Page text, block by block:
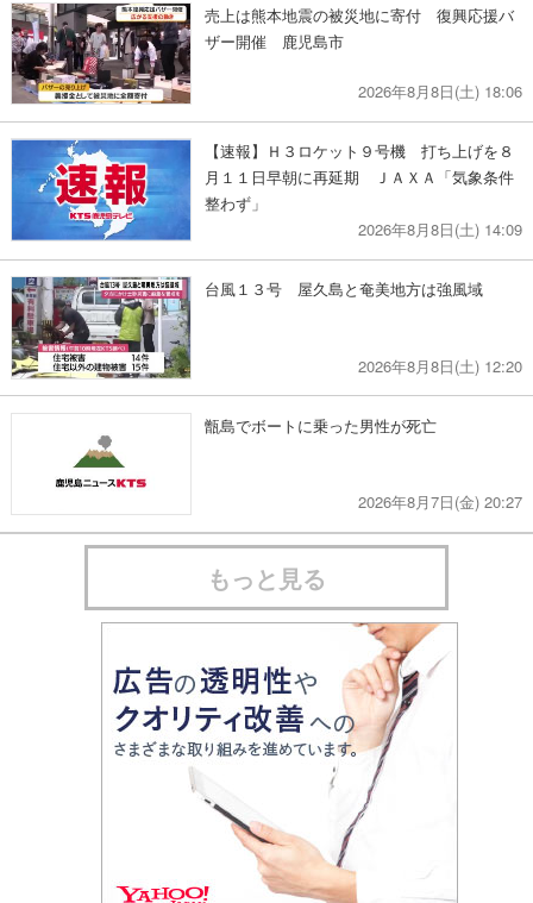
売上は熊本地震の被災地に寄付 復興応援バ
ザー開催 鹿児島市
2026年8月8日(土) 18:06
【速報】Ｈ３ロケット９号機 打ち上げを８
月１１日早朝に再延期 ＪＡＸＡ「気象条件
整わず」
2026年8月8日(土) 14:09
台風１３号 屋久島と奄美地方は強風域
2026年8月8日(土) 12:20
甑島でボートに乗った男性が死亡
2026年8月7日(金) 20:27
もっと見る